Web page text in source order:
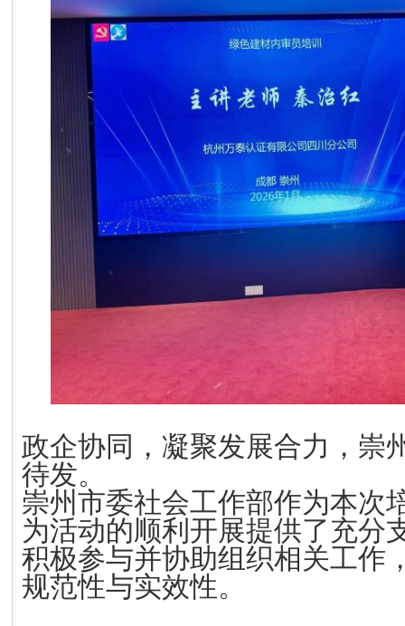
政企协同，凝聚发展合力，崇
待发。
崇州市委社会工作部作为本次
为活动的顺利开展提供了充分
积极参与并协助组织相关工作
规范性与实效性。